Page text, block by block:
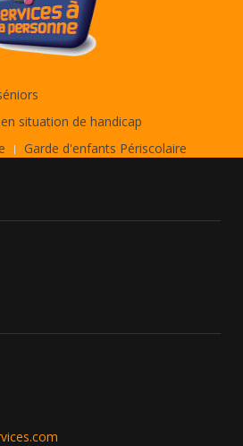
situation de handicap
Garde d'enfants Périscolaire